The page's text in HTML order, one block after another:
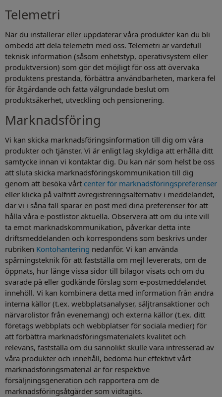
Telemetri
När du installerar eller uppdaterar våra produkter kan du bli
ombedd att dela telemetri med oss. Telemetri är värdefull
teknisk information (såsom enhetstyp, operativsystem eller
produktversion) som gör det möjligt för oss att övervaka
produktens prestanda, förbättra användbarheten, markera fel
för åtgärdande och fatta välgrundade beslut om
produktsäkerhet, utveckling och pensionering.
Marknadsföring
Vi kan skicka marknadsföringsinformation till dig om våra
produkter och tjänster. Vi är enligt lag skyldiga att erhålla ditt
samtycke innan vi kontaktar dig. Du kan när som helst be oss
att sluta skicka marknadsföringskommunikation till dig
genom att besöka vårt center för marknadsföringspreferenser
eller klicka på valfritt avregistreringsalternativ i meddelandet,
där vi i såna fall sparar en post med dina preferenser för att
hålla våra e-postlistor aktuella. Observera att om du inte vill
ta emot marknadskommunikation, påverkar detta inte
driftsmeddelanden och korrespondens som beskrivs under
rubriken Kontohantering nedanför. Vi kan använda
spårningsteknik för att fastställa om mejl levererats, om de
öppnats, hur länge vissa sidor till bilagor visats och om du
svarade på eller godkände förslag som e-postmeddelandet
innehöll. Vi kan kombinera detta med information från andra
interna källor (t.ex. webbplatsanalyser, säljtransaktioner och
närvarolistor från evenemang) och externa källor (t.ex. ditt
företags webbplats och webbplatser för sociala medier) för
att förbättra marknadsföringsmaterialets kvalitet och
relevans, fastställa om du sannolikt skulle vara intresserad av
våra produkter och innehåll, bedöma hur effektivt vårt
marknadsföringsmaterial är för respektive
försäljningsgeneration och rapportera om de
marknadsföringsåtgärder som vidtagits.